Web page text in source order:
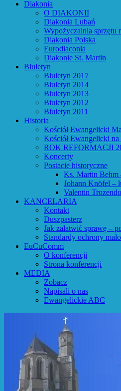
Diakonia
O DIAKONII
Diakonia Lubań
Wypożyczalnia sprzętu
Diakonia Polska
Eurodiaconia
Diakonie St. Martin
Biuletyn
Biuletyn 2017
Biuletyn 2014
Biuletyn 2013
Biuletyn 2012
Biuletyn 2011
Historia
Kościół Ewangelicki
Kościół Ewangelicki
ROK REFORMACJI
Koncerty
Postacie historyczne
Ks. Martin Behm
Johann Knöfel –
Valentin
KANCELARIA
Kontakt
Duszpasterz
Jak załatwić sprawę –
Standardy ochrony
EuCuComm
O konferencji
Strona konferencji
MEDIA
Zobacz
Napisali o nas
Ewangelickie ABC